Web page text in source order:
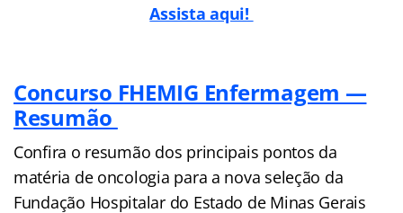
Assista aqui!
Concurso FHEMIG Enfermagem —
Resumão
Confira o resumão dos principais pontos da
matéria de oncologia para a nova seleção da
Fundação Hospitalar do Estado de Minas Gerais